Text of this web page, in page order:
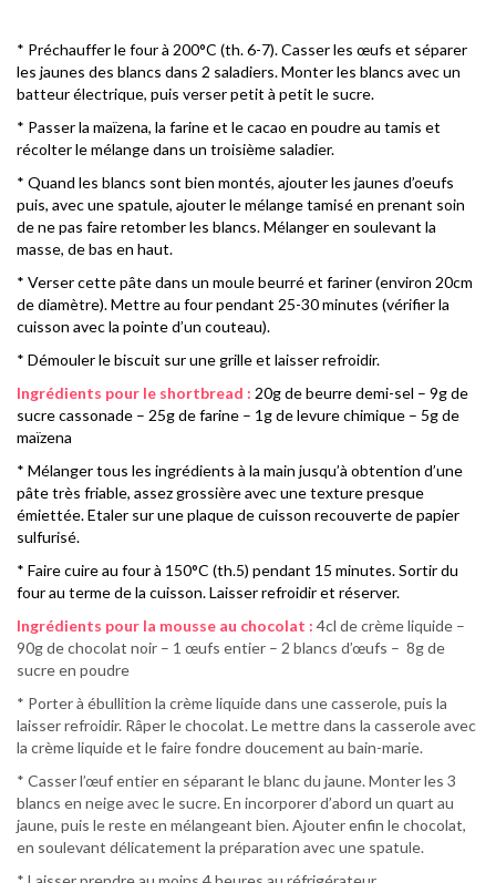
* Préchauffer le four à 200°C (th. 6-7). Casser les œufs et séparer
les jaunes des blancs dans 2 saladiers. Monter les blancs avec un
batteur électrique, puis verser petit à petit le sucre.
* Passer la maïzena, la farine et le cacao en poudre au tamis et
récolter le mélange dans un troisième saladier.
* Quand les blancs sont bien montés, ajouter les jaunes d’oeufs
puis, avec une spatule, ajouter le mélange tamisé en prenant soin
de ne pas faire retomber les blancs. Mélanger en soulevant la
masse, de bas en haut.
* Verser cette pâte dans un moule beurré et fariner (environ 20cm
de diamètre). Mettre au four pendant 25-30 minutes (vérifier la
cuisson avec la pointe d’un couteau).
* Démouler le biscuit sur une grille et laisser refroidir.
Ingrédients pour le shortbread : 20g de beurre demi-sel – 9g de
sucre cassonade – 25g de farine – 1g de levure chimique – 5g de
maïzena
* Mélanger tous les ingrédients à la main jusqu’à obtention d’une
pâte très friable, assez grossière avec une texture presque
émiettée. Etaler sur une plaque de cuisson recouverte de papier
sulfurisé.
* Faire cuire au four à 150°C (th.5) pendant 15 minutes. Sortir du
four au terme de la cuisson. Laisser refroidir et réserver.
Ingrédients pour la mousse au chocolat : 4cl de crème liquide –
90g de chocolat noir – 1 œufs entier – 2 blancs d’œufs – 8g de
sucre en poudre
* Porter à ébullition la crème liquide dans une casserole, puis la
laisser refroidir. Râper le chocolat. Le mettre dans la casserole avec
la crème liquide et le faire fondre doucement au bain-marie.
* Casser l’œuf entier en séparant le blanc du jaune. Monter les 3
blancs en neige avec le sucre. En incorporer d’abord un quart au
jaune, puis le reste en mélangeant bien. Ajouter enfin le chocolat,
en soulevant délicatement la préparation avec une spatule.